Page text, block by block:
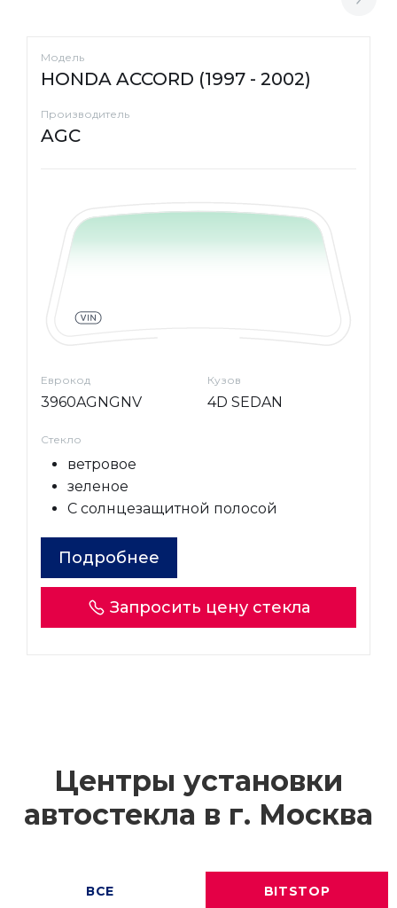
Модель
HONDA ACCORD (1997 - 2002)
Производитель
AGC
Еврокод
3960AGNGNV
Кузов
4D SEDAN
Стекло
ветровое
зеленое
С солнцезащитной полосой
Подробнее
Запросить цену стекла
Центры установки
автостекла в г. Москва
ВСЕ BITSTOP